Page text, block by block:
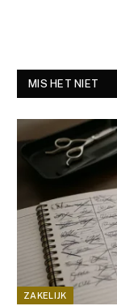
MIS HET NIET
ZAKELIJK